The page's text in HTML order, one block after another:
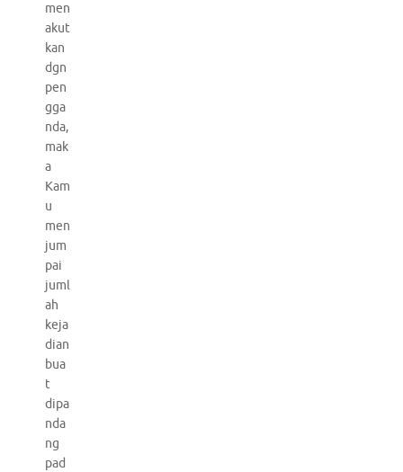
men
akut
kan
dgn
pen
gga
nda,
mak
a
Kam
u
men
jum
pai
juml
ah
keja
dian
bua
t
dipa
nda
ng
pad